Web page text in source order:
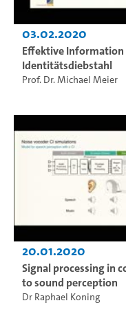
03.02.2020
Effektive Information
Identitätsdiebstahl
Prof. Dr. Michael Meier
20.01.2020
Signal processing in
to sound perception
Dr Raphael Koning